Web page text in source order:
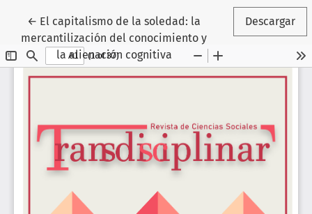
← Volver a los detalles del artículo
El capitalismo de la soledad: la
mercantilización del conocimiento y
la alienación cognitiva
Descargar